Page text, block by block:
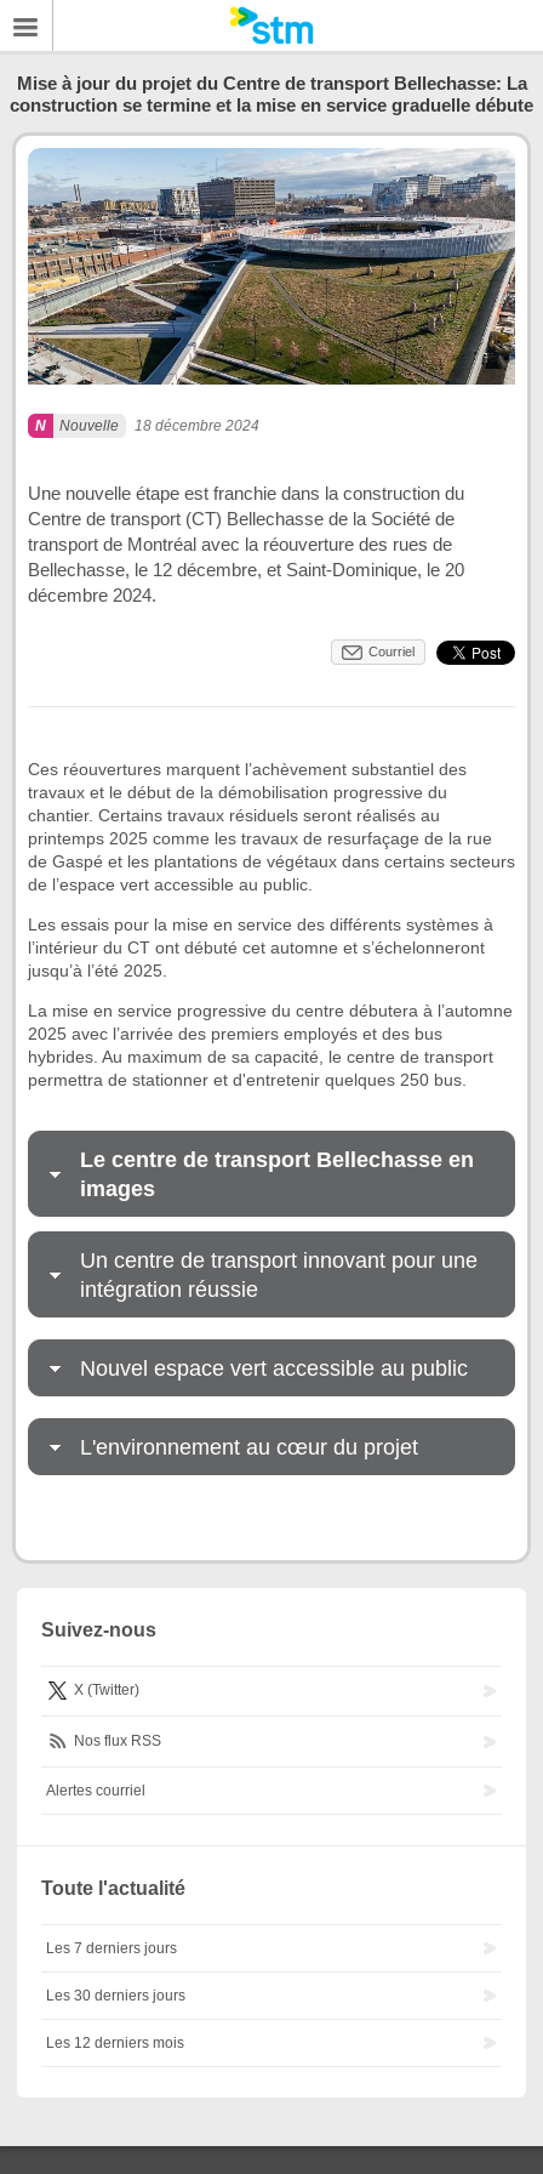
Mise à jour du projet du Centre de transport Bellechasse: La
construction se termine et la mise en service graduelle débute
Nouvelle 18 décembre 2024
Une nouvelle étape est franchie dans la construction du
Centre de transport (CT) Bellechasse de la Société de
transport de Montréal avec la réouverture des rues de
Bellechasse, le 12 décembre, et Saint-Dominique, le 20
décembre 2024.
Courriel
Ces réouvertures marquent l’achèvement substantiel des
travaux et le début de la démobilisation progressive du
chantier. Certains travaux résiduels seront réalisés au
printemps 2025 comme les travaux de resurfaçage de la rue
de Gaspé et les plantations de végétaux dans certains secteurs
de l’espace vert accessible au public.
Les essais pour la mise en service des différents systèmes à
l’intérieur du CT ont débuté cet automne et s’échelonneront
jusqu’à l’été 2025.
La mise en service progressive du centre débutera à l’automne
2025 avec l’arrivée des premiers employés et des bus
hybrides. Au maximum de sa capacité, le centre de transport
permettra de stationner et d'entretenir quelques 250 bus.
Le centre de transport Bellechasse en
images
Un centre de transport innovant pour une
intégration réussie
Nouvel espace vert accessible au public
L'environnement au cœur du projet
Suivez-nous
X (Twitter)
Nos flux RSS
Alertes courriel
Toute l'actualité
Les 7 derniers jours
Les 30 derniers jours
Les 12 derniers mois